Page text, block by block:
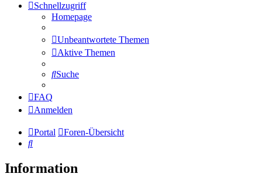
Schnellzugriff
Homepage
Unbeantwortete Themen
Aktive Themen
Suche
FAQ
Anmelden
Portal
Foren-Übersicht
Suche
Information